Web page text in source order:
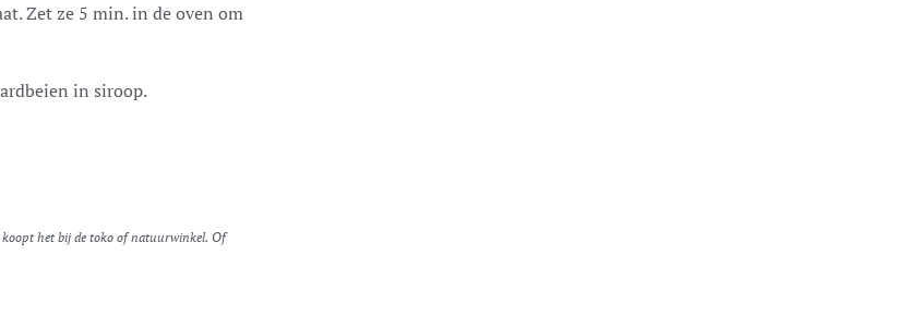
Zet ze 5 min. in de oven om
in siroop.
het bij de toko of natuurwinkel. Of